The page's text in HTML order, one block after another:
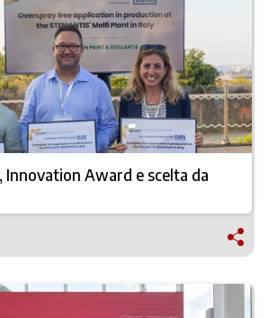
Innovation Award e scelta da